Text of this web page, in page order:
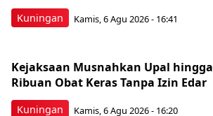
Kuningan Kamis, 6 Agu 2026 - 16:41
Kuningan
Kejaksaan Musnahkan Upal hingga
Ribuan Obat Keras Tanpa Izin Edar
Kamis, 6 Agu 2026 - 16:20